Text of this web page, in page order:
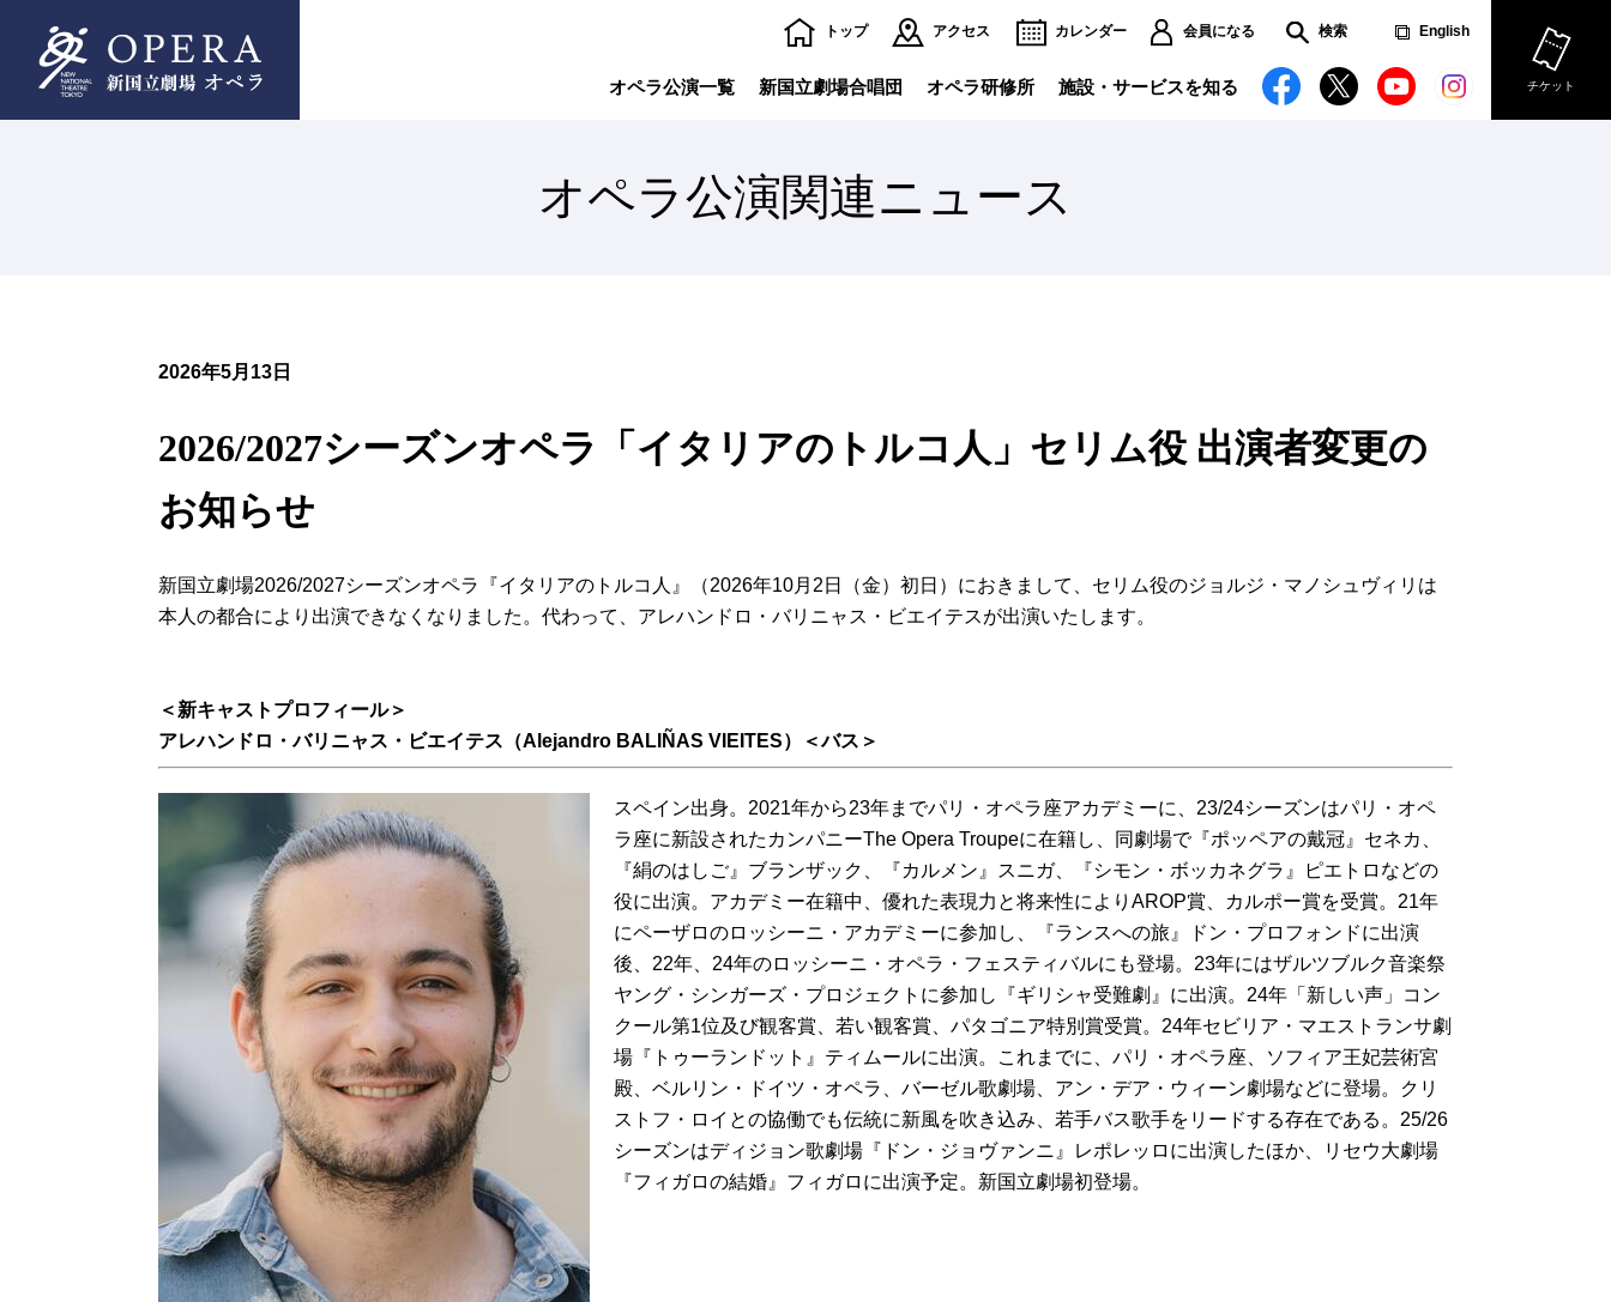
トップ アクセス カレンダー 会員になる 検索 English
チケット
チケット購入方法・割引 シーズンセット券
オペラ公演一覧 新国立劇場合唱団
新国立劇場合唱団外部出演公演
オペラ研修所 施設・サービスを知る
小劇場
（座席表）
施設・サービスの
ご案内TOP
バックステージツアー 劇場使用のお申し込み
オペラ公演関連ニュース
2026年5月13日
2026/2027シーズンオペラ「イタリアのトルコ人」セリム役 出演者変更の
お知らせ
新国立劇場2026/2027シーズンオペラ『イタリアのトルコ人』（2026年10月2日（金）初日）におきまして、セリム役のジョルジ・マノシュヴィリは
本人の都合により出演できなくなりました。代わって、アレハンドロ・バリニャス・ビエイテスが出演いたします。
＜新キャストプロフィール＞
アレハンドロ・バリニャス・ビエイテス（Alejandro BALIÑAS VIEITES）＜バス＞
スペイン出身。2021年から23年までパリ・オペラ座アカデミーに、23/24シーズンはパリ・オペ
ラ座に新設されたカンパニーThe Opera Troupeに在籍し、同劇場で『ポッペアの戴冠』セネカ、
『絹のはしご』ブランザック、『カルメン』スニガ、『シモン・ボッカネグラ』ピエトロなどの
役に出演。アカデミー在籍中、優れた表現力と将来性によりAROP賞、カルポー賞を受賞。21年
にペーザロのロッシーニ・アカデミーに参加し、『ランスへの旅』ドン・プロフォンドに出演
後、22年、24年のロッシーニ・オペラ・フェスティバルにも登場。23年にはザルツブルク音楽祭
ヤング・シンガーズ・プロジェクトに参加し『ギリシャ受難劇』に出演。24年「新しい声」コン
クール第1位及び観客賞、若い観客賞、パタゴニア特別賞受賞。24年セビリア・マエストランサ劇
場『トゥーランドット』ティムールに出演。これまでに、パリ・オペラ座、ソフィア王妃芸術宮
殿、ベルリン・ドイツ・オペラ、バーゼル歌劇場、アン・デア・ウィーン劇場などに登場。クリ
ストフ・ロイとの協働でも伝統に新風を吹き込み、若手バス歌手をリードする存在である。25/26
シーズンはディジョン歌劇場『ドン・ジョヴァンニ』レポレッロに出演したほか、リセウ大劇場
『フィガロの結婚』フィガロに出演予定。新国立劇場初登場。